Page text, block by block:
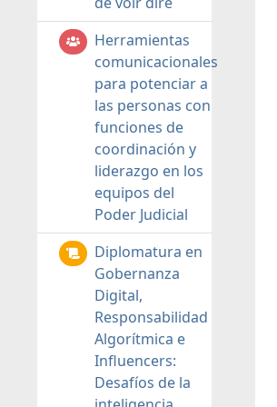
Herramientas
comunicacionales
para potenciar a
las personas con
funciones de
coordinación y
liderazgo en los
equipos del
Poder Judicial
Diplomatura en
Gobernanza
Digital,
Responsabilidad
Algorítmica e
Influencers:
Desafíos de la